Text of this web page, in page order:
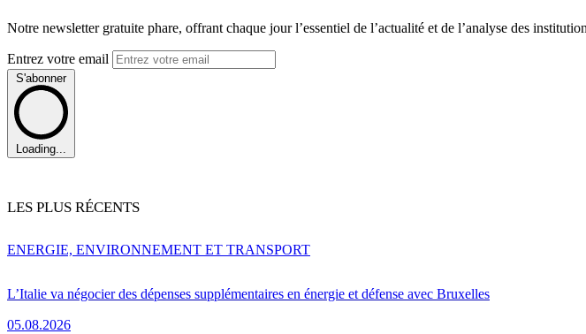
Notre newsletter gratuite phare, offrant chaque jour l’essentiel de l’actualité et de l’analyse des
Entrez votre email
S'abonner
Loading...
LES PLUS RÉCENTS
L’Italie va négocier des dépenses supplémentaires en énergie et défense avec Bruxelles
05.08.2026
ENERGIE, ENVIRONNEMENT ET TRANSPORT